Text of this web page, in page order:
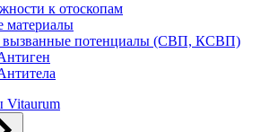
к отоскопам
материалы
вызванные потенциалы (СВП, КСВП)